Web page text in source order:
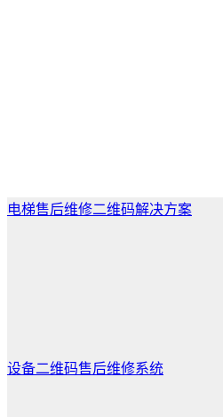
电梯售后维修二维码解决方案
设备二维码售后维修系统